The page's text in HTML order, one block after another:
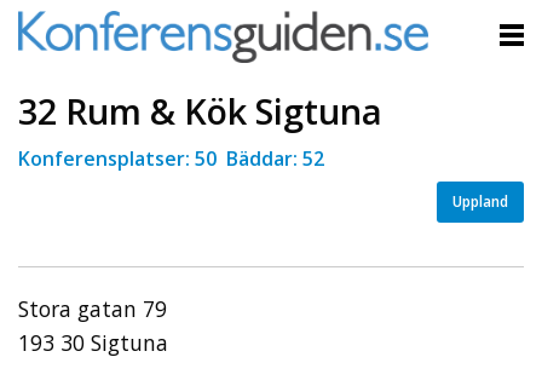
32 Rum & Kök Sigtuna
Konferensplatser: 50 Bäddar: 52
Uppland
Stora gatan 79
193 30 Sigtuna